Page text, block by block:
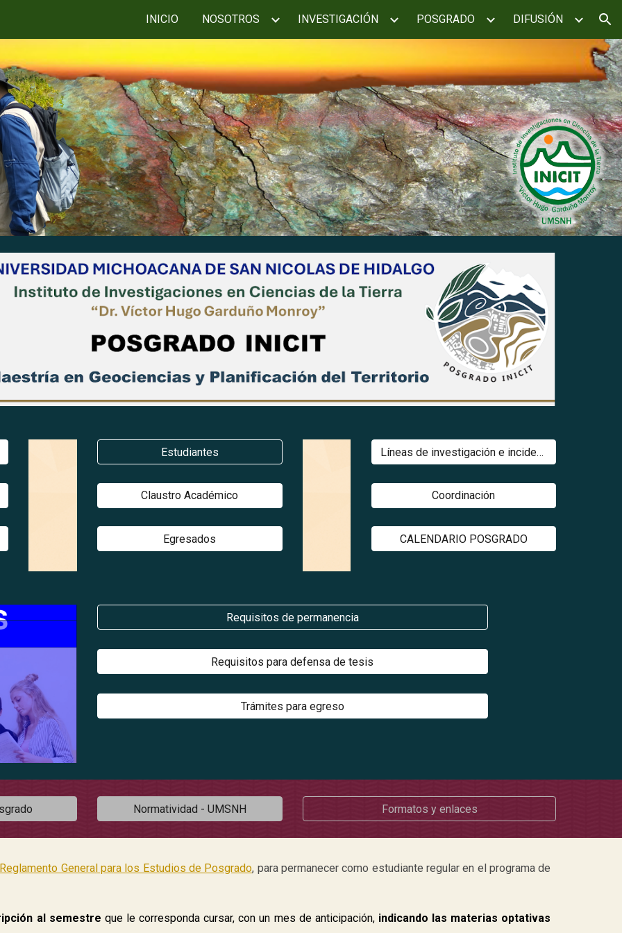
Skip to navigation
INICIO NOSOTROS INVESTIGACIÓN POSGRADO DIFUSIÓN
Estudiantes
Claustro Académico
Egresados
Líneas de investigación e incidencia social
Coordinación
CALENDARIO POSGRADO
Requisitos de permanencia
Requisitos para defensa de tesis
Trámites para egreso
Normatividad - UMSNH Formatos y enlaces
Reglamento General para los Estudios de Posgrado, para permanecer como estudiante regular en el programa de
al semestre que le corresponda cursar, con un mes de anticipación, indicando las materias optativas